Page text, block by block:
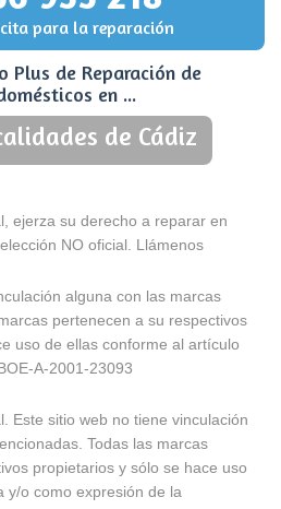
para la reparación
Plus de Reparación de
en ...
de Cádiz
ejerza su derecho a reparar en
NO oficial. Llámenos
alguna con las marcas
pertenecen a su respectivos
uso de ellas conforme al artículo
A-2001-23093
Este sitio web no tiene vinculación
Todas las marcas
propietarios y sólo se hace uso
y/o como expresión de la